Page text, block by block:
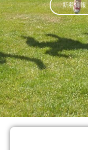
新着情報